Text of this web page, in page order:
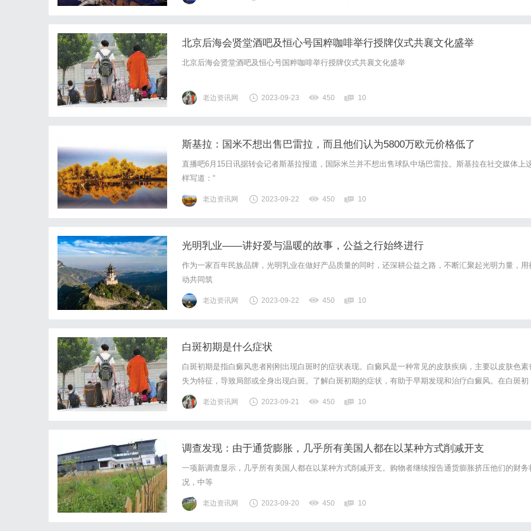
北京后海会贤堂酒吧及恒心号国粹咖啡举行授牌仪式共襄文化盛举
北京后海会贤堂酒吧及恒心号国粹咖啡举行授牌仪式共襄文化盛举
老边资讯网 2023-09-23 450 10
斯基拉：国米不想出售巴雷拉，而且他们认为5800万欧元价格低了
直播吧6月15日讯据转会记者斯基拉报道，国际米兰并不想出售球队中场巴雷拉。斯基拉在社交媒体上
样写道：“
老边资讯网 2023-09-22 450 10
光明乳业——讲好爱与温暖的故事，公益之行始终进行
作为一家百年民族品牌，光明乳业在做好产品质量的同时，还深耕公益之路，不断汇聚起光明力量，用
动共同筑
老边资讯网 2023-09-22 450 10
白斑初期是什么症状
白斑初期是指白癜风患者刚刚出现白斑时的症状表现。白癜风是一种常见的皮肤疾病，主要以皮肤色素
失为特征，导致局部或全身出现白斑。了解白斑初期的症状，有助于早期发现和治疗白癜风。在白斑初
期，最常见的症状是皮肤出现色素减退或完全丧失的小斑点。这些斑点通常无痛、无痒，但会逐渐扩大
并可能出现不规则的边缘。白斑初期的斑点通常呈现白色或浅粉红色，与周围皮肤色素形成鲜明对...
老边资讯网 2023-09-21 450 10
调查发现：由于通货膨胀，几乎所有美国人都在以某种方式削减开支
一项新调查显示，几乎所有美国人都在以某种方式削减开支。购物者继续报告通货膨胀挤压他们的财务
况，中等
老边资讯网 2023-09-20 450 10